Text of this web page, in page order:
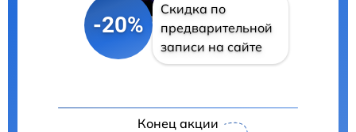
-20%
Скидка по
предварительной
записи на сайте
Конец акции